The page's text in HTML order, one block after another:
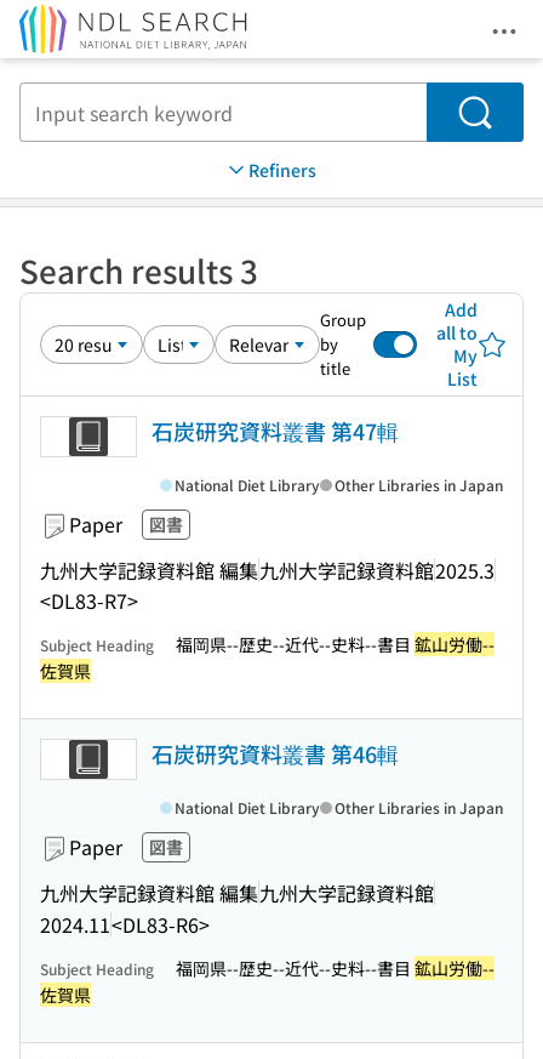
Search
Refiners
Search results 3
Group
by
title
Add
all to
My
List
石炭研究資料叢書 第47輯
Paper 図書
九州大学記録資料館 編集九州大学記録資料館2025.3
<DL83-R7>
National Diet Library Other Libraries in Japan
Subject Heading 福岡県--歴史--近代--史料--書目 鉱山労働--
佐賀県
石炭研究資料叢書 第46輯
Paper 図書
九州大学記録資料館 編集九州大学記録資料館
2024.11<DL83-R6>
National Diet Library Other Libraries in Japan
Subject Heading 福岡県--歴史--近代--史料--書目 鉱山労働--
佐賀県